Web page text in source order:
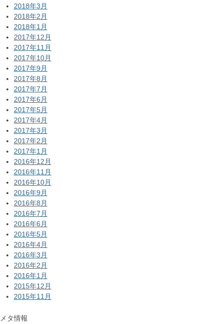
2018年3月
2018年2月
2018年1月
2017年12月
2017年11月
2017年10月
2017年9月
2017年8月
2017年7月
2017年6月
2017年5月
2017年4月
2017年3月
2017年2月
2017年1月
2016年12月
2016年11月
2016年10月
2016年9月
2016年8月
2016年7月
2016年6月
2016年5月
2016年4月
2016年3月
2016年2月
2016年1月
2015年12月
2015年11月
メタ情報